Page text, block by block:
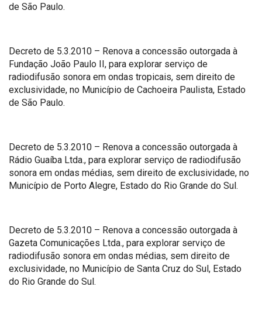
de São Paulo.
Decreto de 5.3.2010 – Renova a concessão outorgada à
Fundação João Paulo II, para explorar serviço de
radiodifusão sonora em ondas tropicais, sem direito de
exclusividade, no Município de Cachoeira Paulista, Estado
de São Paulo.
Decreto de 5.3.2010 – Renova a concessão outorgada à
Rádio Guaíba Ltda., para explorar serviço de radiodifusão
sonora em ondas médias, sem direito de exclusividade, no
Município de Porto Alegre, Estado do Rio Grande do Sul.
Decreto de 5.3.2010 – Renova a concessão outorgada à
Gazeta Comunicações Ltda., para explorar serviço de
radiodifusão sonora em ondas médias, sem direito de
exclusividade, no Município de Santa Cruz do Sul, Estado
do Rio Grande do Sul.